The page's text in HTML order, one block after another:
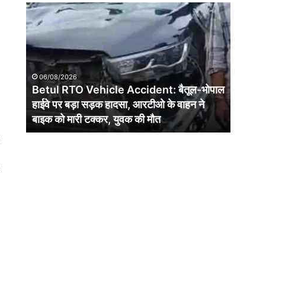
Betul
RTO
Vehicle
Accident:
बैतूल-
भोपाल
हाईवे
पर
बड़ा
सड़क
हादसा,
06/08/2026
Betul RTO Vehicle Accident: बैतूल-भोपाल
हाईवे पर बड़ा सड़क हादसा, आरटीओ के वाहन ने
बाइक को मारी टक्कर, युवक की मौत